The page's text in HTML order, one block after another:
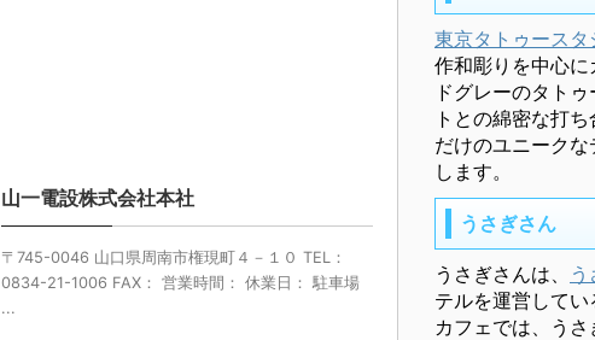
山一電設株式会社本社
〒745-0046 山口県周南市権現町４－１０ TEL：
0834-21-1006 FAX： 営業時間： 休業日： 駐車場
...
東京タトゥースタ
作和彫りを中心
ドグレーのタト
トとの綿密な打
だけのユニーク
します。
うさぎさん
うさぎさんは、
テルを運営して
カフェでは、う